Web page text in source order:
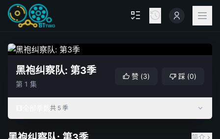
黑袍纠察队: 第3季
第 1 集
赞 (3) 踩 (0)
共 5 季
简介